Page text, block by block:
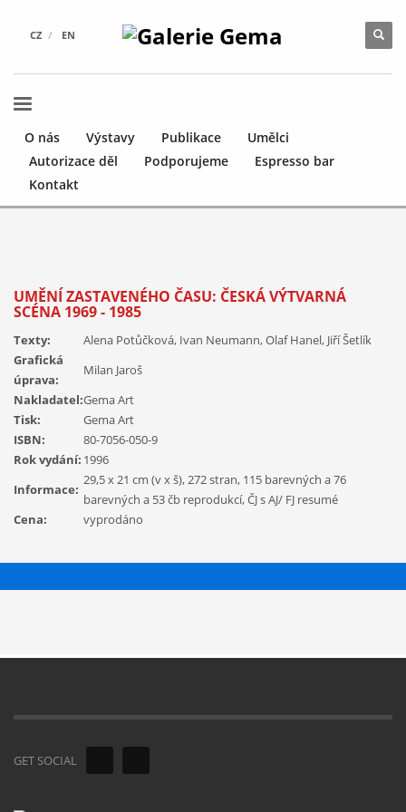
CZ EN
O nás Výstavy Publikace
Umělci
Autorizace děl
Podporujeme
Espresso bar
Kontakt
UMĚNÍ ZASTAVENÉHO ČASU: ČESKÁ VÝTVARNÁ
SCÉNA 1969 - 1985
Texty:
Alena Potůčková, Ivan Neumann, Olaf Hanel, Jiří Šetlík
Grafická
úprava:
Milan Jaroš
Nakladatel:Gema Art
Tisk:
Gema Art
ISBN:
80-7056-050-9
Rok vydání: 1996
Informace:
29,5 x 21 cm (v x š), 272 stran, 115 barevných a 76
barevných a 53 čb reprodukcí, ČJ s AJ/ FJ resumé
Cena:
vyprodáno
GET SOCIAL